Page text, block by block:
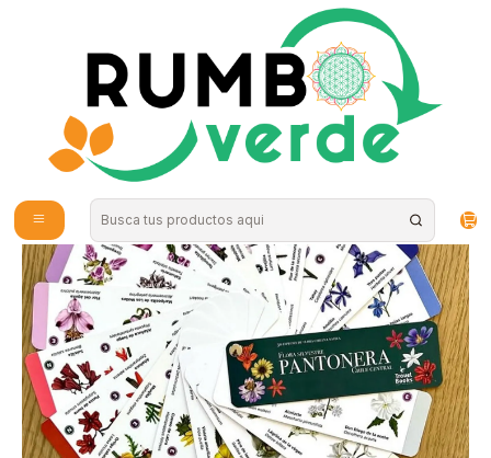
Envío gratis por compras sobre los 59.990 en la provincia de Santiago
Travel Books - Pantonera Flores silvestres zona central